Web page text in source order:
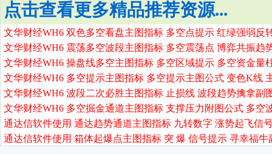
点击查看更多精品推荐资源...
文华财经WH6 双色多空看盘主图指标 多空点提示 红绿强弱反
文华财经WH6 震荡多空波段主图指标 多空震荡点 博弈共振趋
文华财经WH6 操盘线多空主图指标 多空区域提示 多空资金量
文华财经WH6 多空提示主图指标 多空提示主图公式 变色K线
文华财经WH6 波段二次必胜主图指标 止损线 波段趋势擒拿副
文华财经WH6 多空掘金通道主图指标 支撑压力附图公式 多空
通达信软件使用 通达趋势通道主图指标 九转数字 涨势起飞信
通达信软件使用 箱体起爆点主图指标 突 爆 信号提示 寻幸福